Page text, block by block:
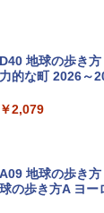
BE-PAL(ビ-パル)
SOTO ミニマル"
￥1,500
山と溪谷 2026年
D40 地球の歩き
力的な町 2026～
￥2,079
A09 地球の歩き
球の歩き方A ヨー